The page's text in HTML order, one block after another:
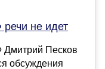
не идет
Дмитрий Песков
обсуждения